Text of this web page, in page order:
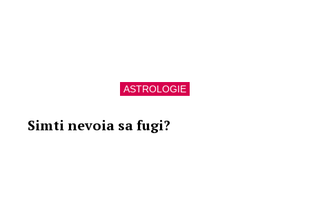
ASTROLOGIE
Simti nevoia sa fugi?